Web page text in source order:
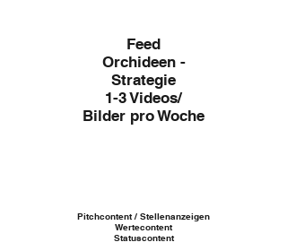
Feed
Orchideen -
Strategie
1-3 Videos/
Bilder pro Woche
Pitchcontent / Stellenanzeigen
Wertecontent
Statuscontent